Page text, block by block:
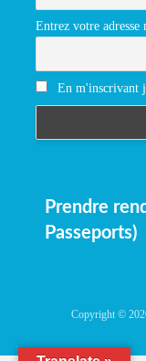
Entrez votre adresse
En m'inscrivant
Prendre
Passeports)
Copyright ©